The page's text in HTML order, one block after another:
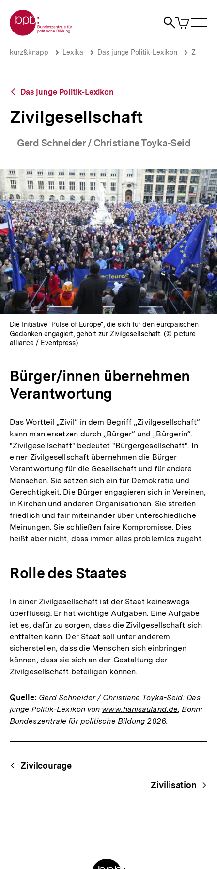
zum
Seiteninhalt
springen
Zur Startseite der bpb
Suche
Artikel
im
Zivilgesellschaft
Brotkrümelnavigation
Pfadnavigation
kurz&knapp Lexika Das junge Politik-Lexikon Z
Zurück
Übersicht
Das junge Politik-Lexikon
Zivilgesellschaft
Gerd Schneider / Christiane Toyka-Seid
Die Initiative "Pulse of Europe", die sich für den europäischen
Gedanken engagiert, gehört zur Zivilgesellschaft. (© picture
alliance / Eventpress)
Bürger/innen übernehmen
Verantwortung
Das Wortteil „Zivil“ in dem Begriff „Zivilgesellschaft“
kann man ersetzen durch „Bürger“ und „Bürgerin“.
"Zivilgesellschaft" bedeutet "Bürgergesellschaft". In
einer Zivilgesellschaft übernehmen die Bürger
Verantwortung für die Gesellschaft und für andere
Menschen. Sie setzen sich ein für Demokratie und
Gerechtigkeit. Die Bürger engagieren sich in Vereinen,
in Kirchen und anderen Organisationen. Sie streiten
friedlich und fair miteinander über unterschiedliche
Meinungen. Sie schließen faire Kompromisse. Dies
heißt aber nicht, dass immer alles problemlos zugeht.
Rolle des Staates
In einer Zivilgesellschaft ist der Staat keineswegs
überflüssig. Er hat wichtige Aufgaben. Eine Aufgabe
ist es, dafür zu sorgen, dass die Zivilgesellschaft sich
entfalten kann. Der Staat soll unter anderem
sicherstellen, dass die Menschen sich einbringen
können, dass sie sich an der Gestaltung der
Zivilgesellschaft beteiligen können.
Quelle: Gerd Schneider / Christiane Toyka-Seid: Das
junge Politik-Lexikon von www.hanisauland.de, Bonn:
Bundeszentrale für politische Bildung 2026.
Begriffsnavigation
Content-
Navigation
Zivilcourage
Zivilisation